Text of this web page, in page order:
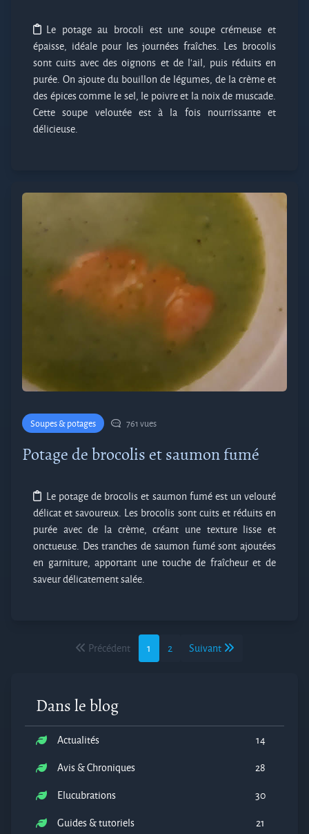
Le potage au brocoli est une soupe crémeuse et
épaisse, idéale pour les journées fraîches. Les brocolis
sont cuits avec des oignons et de l'ail, puis réduits en
purée. On ajoute du bouillon de légumes, de la crème et
des épices comme le sel, le poivre et la noix de muscade.
Cette soupe veloutée est à la fois nourrissante et
délicieuse.
Soupes & potages 761 vues
Potage de brocolis et saumon fumé
Le potage de brocolis et saumon fumé est un velouté
délicat et savoureux. Les brocolis sont cuits et réduits en
purée avec de la crème, créant une texture lisse et
onctueuse. Des tranches de saumon fumé sont ajoutées
en garniture, apportant une touche de fraîcheur et de
saveur délicatement salée.
Précédent 1 2 Suivant
Dans le blog
Actualités
14
Avis & Chroniques
28
Elucubrations
30
Guides & tutoriels
21